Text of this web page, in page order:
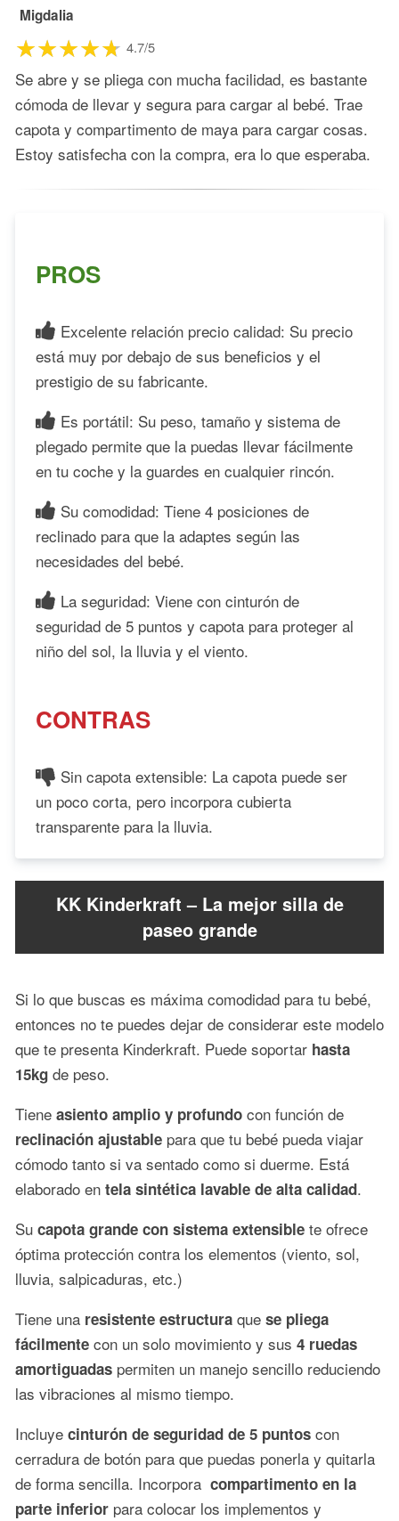
Migdalia
4.7/5
Se abre y se pliega con mucha facilidad, es bastante
cómoda de llevar y segura para cargar al bebé. Trae
capota y compartimento de maya para cargar cosas.
Estoy satisfecha con la compra, era lo que esperaba.
PROS
Excelente relación precio calidad: Su precio
está muy por debajo de sus beneficios y el
prestigio de su fabricante.
Es portátil: Su peso, tamaño y sistema de
plegado permite que la puedas llevar fácilmente
en tu coche y la guardes en cualquier rincón.
Su comodidad: Tiene 4 posiciones de
reclinado para que la adaptes según las
necesidades del bebé.
La seguridad: Viene con cinturón de
seguridad de 5 puntos y capota para proteger al
niño del sol, la lluvia y el viento.
CONTRAS
Sin capota extensible: La capota puede ser
un poco corta, pero incorpora cubierta
transparente para la lluvia.
KK Kinderkraft – La mejor silla de
paseo grande
Si lo que buscas es máxima comodidad para tu bebé,
entonces no te puedes dejar de considerar este modelo
que te presenta Kinderkraft. Puede soportar hasta
15kg de peso.
Tiene asiento amplio y profundo con función de
reclinación ajustable para que tu bebé pueda viajar
cómodo tanto si va sentado como si duerme. Está
elaborado en tela sintética lavable de alta calidad.
Su capota grande con sistema extensible te ofrece
óptima protección contra los elementos (viento, sol,
lluvia, salpicaduras, etc.)
Tiene una resistente estructura que se pliega
fácilmente con un solo movimiento y sus 4 ruedas
amortiguadas permiten un manejo sencillo reduciendo
las vibraciones al mismo tiempo.
Incluye cinturón de seguridad de 5 puntos con
cerradura de botón para que puedas ponerla y quitarla
de forma sencilla. Incorpora compartimento en la
parte inferior para colocar los implementos y